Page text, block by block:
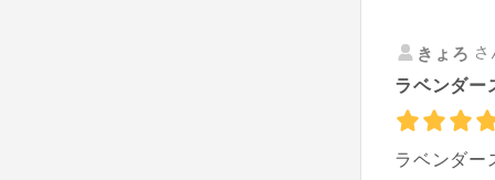
きょろ
ラベンダー
ラベンダー